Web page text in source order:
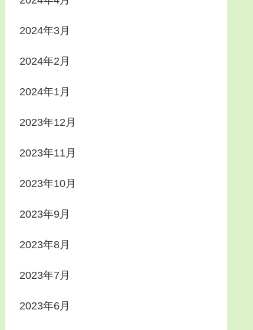
2024年3月
2024年2月
2024年1月
2023年12月
2023年11月
2023年10月
2023年9月
2023年8月
2023年7月
2023年6月